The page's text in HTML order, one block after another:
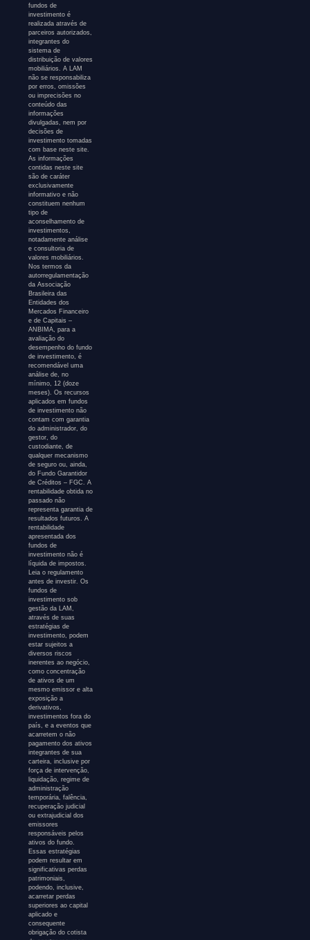
fundos de
investimento é
realizada através de
parceiros autorizados,
integrantes do
sistema de
distribuição de valores
mobiliários. A LAM
não se responsabiliza
por erros, omissões
ou imprecisões no
conteúdo das
informações
divulgadas, nem por
decisões de
investimento tomadas
com base neste site.
As informações
contidas neste site
são de caráter
exclusivamente
informativo e não
constituem nenhum
tipo de
aconselhamento de
investimentos,
notadamente análise
e consultoria de
valores mobiliários.
Nos termos da
autorregulamentação
da Associação
Brasileira das
Entidades dos
Mercados Financeiro
e de Capitais –
ANBIMA, para a
avaliação do
desempenho do fundo
de investimento, é
recomendável uma
análise de, no
mínimo, 12 (doze
meses). Os recursos
aplicados em fundos
de investimento não
contam com garantia
do administrador, do
gestor, do
custodiante, de
qualquer mecanismo
de seguro ou, ainda,
do Fundo Garantidor
de Créditos – FGC. A
rentabilidade obtida no
passado não
representa garantia de
resultados futuros. A
rentabilidade
apresentada dos
fundos de
investimento não é
líquida de impostos.
Leia o regulamento
antes de investir. Os
fundos de
investimento sob
gestão da LAM,
através de suas
estratégias de
investimento, podem
estar sujeitos a
diversos riscos
inerentes ao negócio,
como concentração
de ativos de um
mesmo emissor e alta
exposição a
derivativos,
investimentos fora do
país, e a eventos que
acarretem o não
pagamento dos ativos
integrantes de sua
carteira, inclusive por
força de intervenção,
liquidação, regime de
administração
temporária, falência,
recuperação judicial
ou extrajudicial dos
emissores
responsáveis pelos
ativos do fundo.
Essas estratégias
podem resultar em
significativas perdas
patrimoniais,
podendo, inclusive,
acarretar perdas
superiores ao capital
aplicado e
consequente
obrigação do cotista